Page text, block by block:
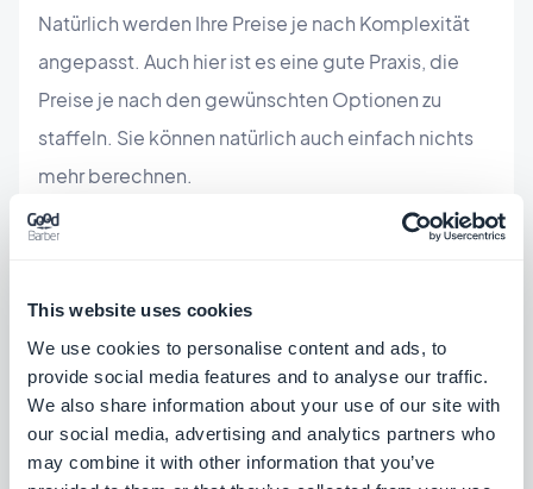
This website uses cookies
We use cookies to personalise content and ads, to
provide social media features and to analyse our traffic.
We also share information about your use of our site with
our social media, advertising and analytics partners who
may combine it with other information that you’ve
Natürlich werden Ihre Preise je nach Komplexität
angepasst. Auch hier ist es eine gute Praxis, die
Preise je nach den gewünschten Optionen zu
staffeln. Sie können natürlich auch einfach nichts
mehr berechnen.
Erstellung berechnet haben oder nicht, können Sie
auch eine Werbeaktion einrichten oder ein
Abonnementsystem (monatlich oder jährlich) für
Ihre Kunden einrichten. Diese Technisch hat zwei